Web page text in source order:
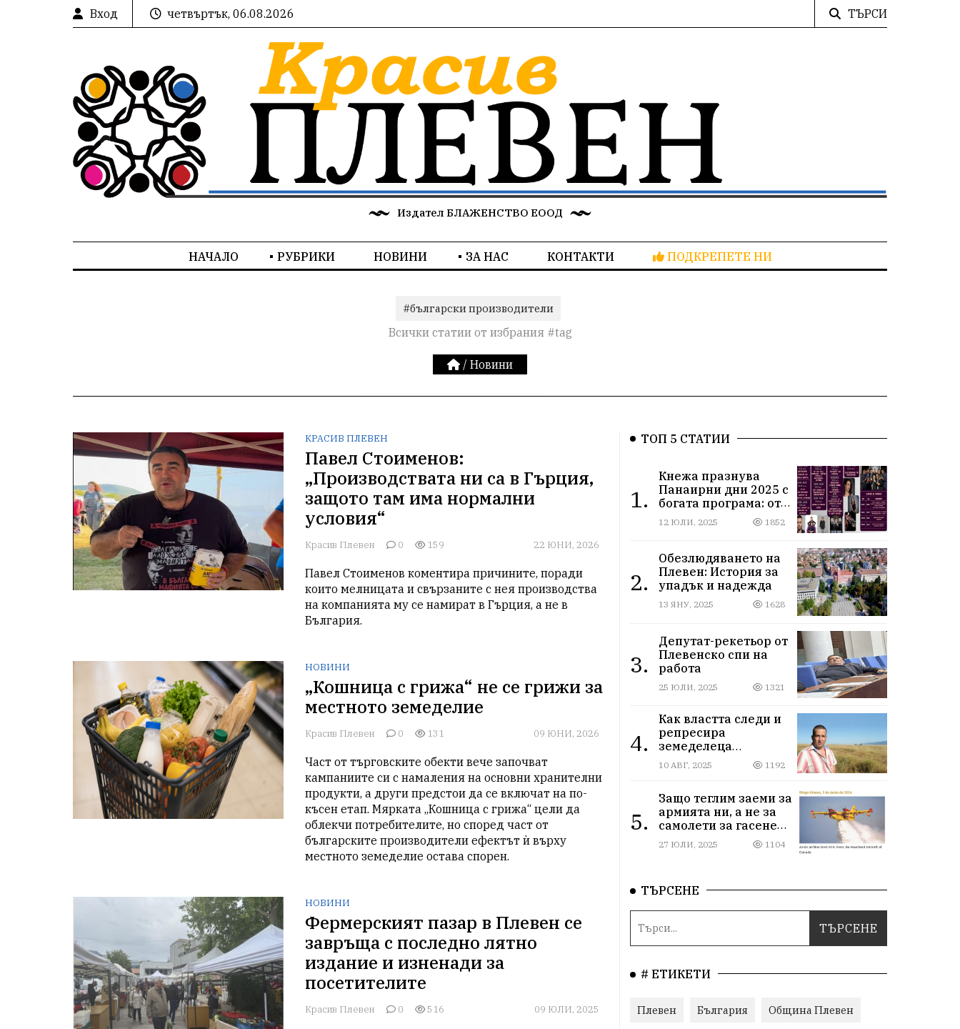
Вход четвъртък, 06.08.2026 ТЪРСИ
Издател БЛАЖЕНСТВО ЕООД
НАЧАЛО РУБРИКИ НОВИНИ ЗА НАС КОНТАКТИ ПОДКРЕПЕТЕ НИ
#български производители
Всички статии от избрания #tag
/ Новини
КРАСИВ ПЛЕВЕН
Павел Стоименов:
„Производствата ни са в Гърция,
защото там има нормални
условия“
Красив Плевен 0 159 22 ЮНИ, 2026
Павел Стоименов коментира причините, поради
които мелницата и свързаните с нея производства
на компанията му се намират в Гърция, а не в
България.
НОВИНИ
„Кошница с грижа“ не се грижи за
местното земеделие
Красив Плевен 0 131 09 ЮНИ, 2026
Част от търговските обекти вече започват
кампаниите си с намаления на основни хранителни
продукти, а други предстои да се включат на по-
късен етап. Мярката „Кошница с грижа“ цели да
облекчи потребителите, но според част от
българските производители ефектът ѝ върху
местното земеделие остава спорен.
НОВИНИ
Фермерският пазар в Плевен се
завръща с последно лятно
издание и изненади за
посетителите
Красив Плевен 0 516 09 ЮЛИ, 2025
ТОП 5 СТАТИИ
1.
Кнежа празнува
Панаирни дни 2025 с
богата програма: от
спортни турнири до
концерти под
12 ЮЛИ, 2025 1852
2.
Обезлюдяването на
Плевен: История за
упадък и надежда
13 ЯНУ, 2025 1628
3.
Депутат-рекетьор от
Плевенско спи на
работа
25 ЮЛИ, 2025 1321
4.
Как властта следи и
репресира
земеделеца
Илчовски
10 АВГ, 2025 1192
5.
Защо теглим заеми за
армията ни, а не за
самолети за гасене
на пожари
27 ЮЛИ, 2025 1104
ТЪРСЕНЕ
# ЕТИКЕТИ
Плевен България Община Плевен